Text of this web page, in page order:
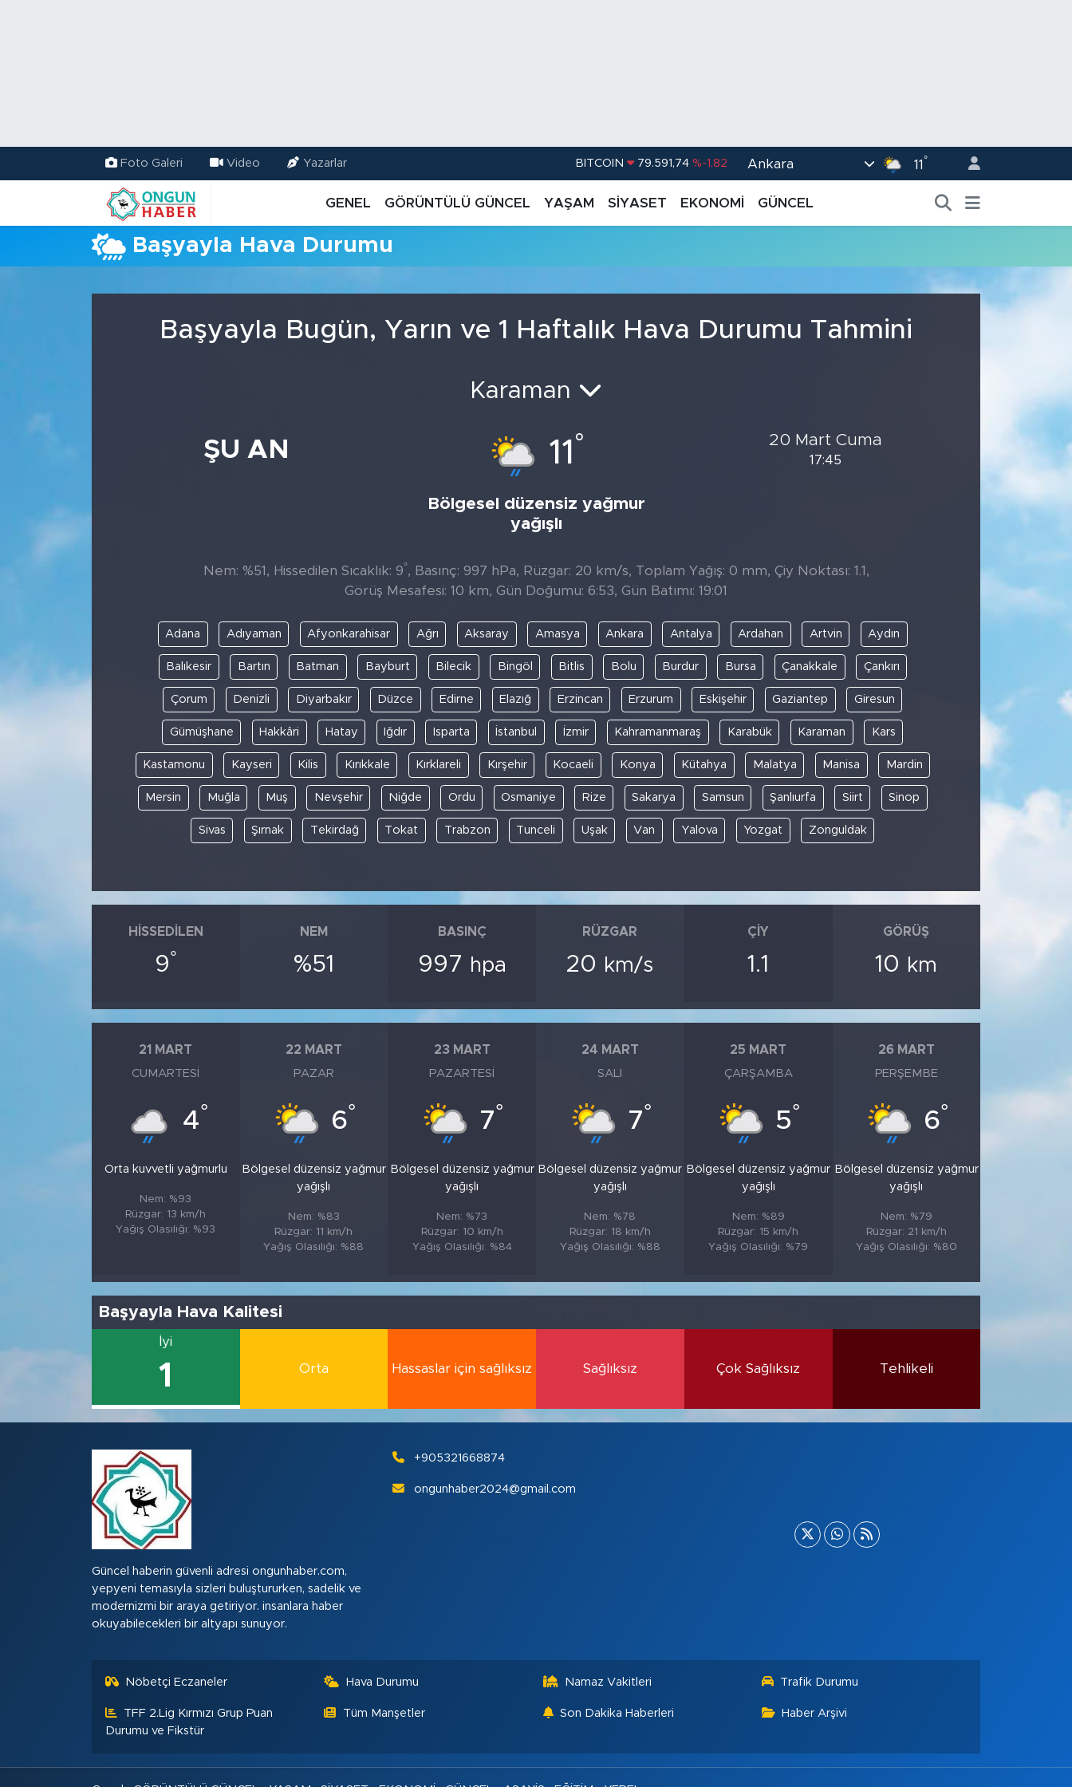
Foto Galeri Video Yazarlar BITCOIN 79.591,74 %-1.82 Ankara 11 °
GENEL GÖRÜNTÜLÜ GÜNCEL YAŞAM SİYASET EKONOMİ GÜNCEL
Başyayla Hava Durumu
Başyayla Bugün, Yarın ve 1 Haftalık Hava Durumu Tahmini
ŞU AN
Karaman
11 °
Bölgesel düzensiz yağmur
yağışlı
20 Mart Cuma
17:45
Nem: %51, Hissedilen Sıcaklık: 9°, Basınç: 997 hPa, Rüzgar: 20 km/s, Toplam Yağış: 0 mm, Çiy Noktası: 1.1,
Görüş Mesafesi: 10 km, Gün Doğumu: 6:53, Gün Batımı: 19:01
Adana Adıyaman Afyonkarahisar Ağrı Aksaray Amasya Ankara Antalya Ardahan Artvin Aydın
Balıkesir Bartın Batman Bayburt Bilecik Bingöl Bitlis Bolu Burdur Bursa Çanakkale Çankırı
Çorum Denizli Diyarbakır Düzce Edirne Elazığ Erzincan Erzurum Eskişehir Gaziantep Giresun
Gümüşhane Hakkâri Hatay Iğdır Isparta İstanbul İzmir Kahramanmaraş Karabük Karaman Kars
Kastamonu Kayseri Kilis Kırıkkale Kırklareli Kırşehir Kocaeli Konya Kütahya Malatya Manisa Mardin
Mersin Muğla Muş Nevşehir Niğde Ordu Osmaniye Rize Sakarya Samsun Şanlıurfa Siirt Sinop
Sivas Şırnak Tekirdağ Tokat Trabzon Tunceli Uşak Van Yalova Yozgat Zonguldak
HISSEDILEN
9°
NEM
%51
BASINÇ
997 hpa
RÜZGAR
20 km/s
ÇIY
1.1
GÖRÜŞ
10 km
21 MART
CUMARTESI
4°
Orta kuvvetli yağmurlu
Nem: %93
Rüzgar: 13 km/h
Yağış Olasılığı: %93
22 MART
PAZAR
6°
Bölgesel düzensiz yağmur
yağışlı
Nem: %83
Rüzgar: 11 km/h
Yağış Olasılığı: %88
23 MART
PAZARTESI
7°
Bölgesel düzensiz yağmur
yağışlı
Nem: %73
Rüzgar: 10 km/h
Yağış Olasılığı: %84
24 MART
SALI
7°
Bölgesel düzensiz yağmur
yağışlı
Nem: %78
Rüzgar: 18 km/h
Yağış Olasılığı: %88
25 MART
ÇARŞAMBA
5°
Bölgesel düzensiz yağmur
yağışlı
Nem: %89
Rüzgar: 15 km/h
Yağış Olasılığı: %79
26 MART
PERŞEMBE
6°
Bölgesel düzensiz yağmur
yağışlı
Nem: %79
Rüzgar: 21 km/h
Yağış Olasılığı: %80
Başyayla Hava Kalitesi
İyi
1 Orta Hassaslar için sağlıksız Sağlıksız Çok Sağlıksız Tehlikeli
Güncel haberin güvenli adresi ongunhaber.com,
yepyeni temasıyla sizleri buluştururken, sadelik ve
modernizmi bir araya getiriyor. insanlara haber
okuyabilecekleri bir altyapı sunuyor.
+905321668874
ongunhaber2024@gmail.com
Nöbetçi Eczaneler Hava Durumu Namaz Vakitleri Trafik Durumu
TFF 2.Lig Kırmızı Grup Puan
Durumu ve Fikstür
Tüm Manşetler Son Dakika Haberleri Haber Arşivi
Trafik Durumu
TFF 2.Lig Kırmızı Grup Puan Durumu ve Fikstür
Tüm Manşetler